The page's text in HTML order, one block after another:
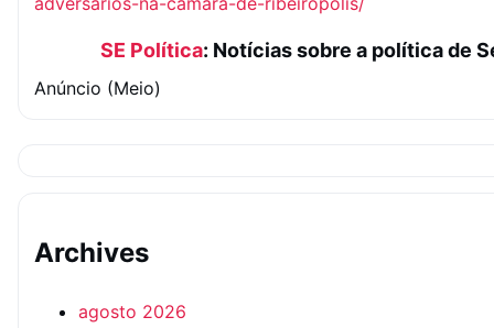
SE Política: Notícias sobre a política de
Anúncio (Meio)
Archives
agosto 2026